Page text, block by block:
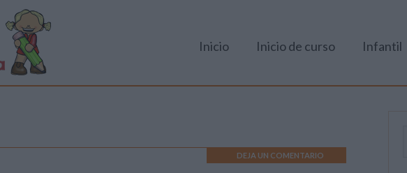
Inicio Inicio de curso Infantil
DEJA UN COMENTARIO